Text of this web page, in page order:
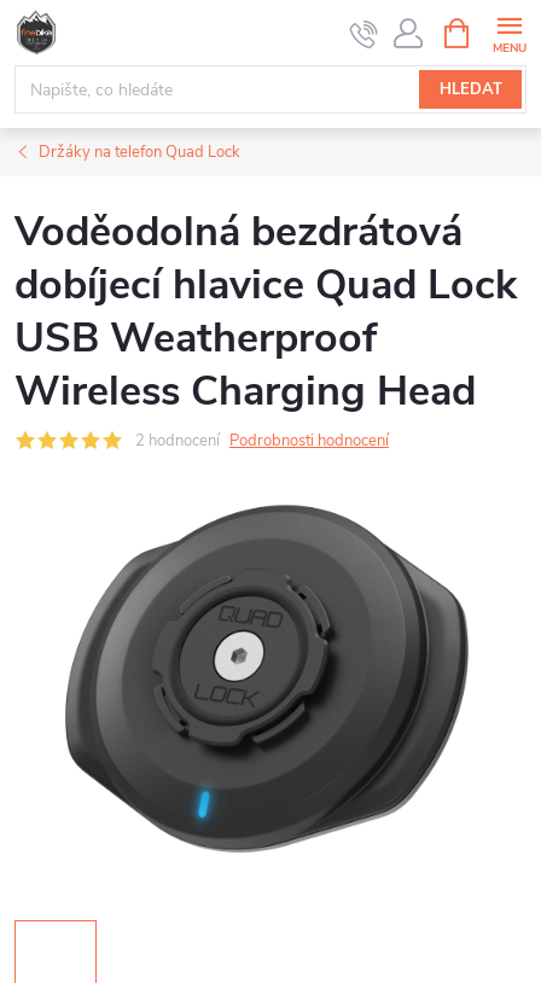
Přejít
obsah
HLEDAT
NÁKUPNÍ
KOŠÍK
Držáky na telefon Quad Lock
Voděodolná bezdrátová
dobíjecí hlavice Quad Lock
USB Weatherproof
Wireless Charging Head
2 hodnocení Podrobnosti hodnocení